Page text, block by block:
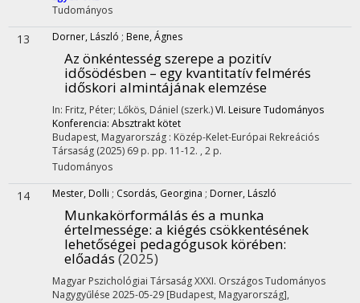
Tudományos
13 Dorner, László ; Bene, Ágnes
Az önkéntesség szerepe a pozitív
idősödésben – egy kvantitatív felmérés
időskori almintájának elemzése
In: Fritz, Péter; Lőkös, Dániel (szerk.)VI. Leisure Tudományos
Konferencia: Absztrakt kötet
Budapest, Magyarország : Közép-Kelet-Európai Rekreációs
Társaság (2025) 69 p. pp. 11-12. , 2 p.
Tudományos
14 Mester, Dolli ; Csordás, Georgina ; Dorner, László
Munkakörformálás és a munka
értelmessége: a kiégés csökkentésének
lehetőségei pedagógusok körében:
előadás (2025)
Magyar Pszichológiai Társaság XXXI. Országos Tudományos
Nagygyűlése 2025-05-29 [Budapest, Magyarország],